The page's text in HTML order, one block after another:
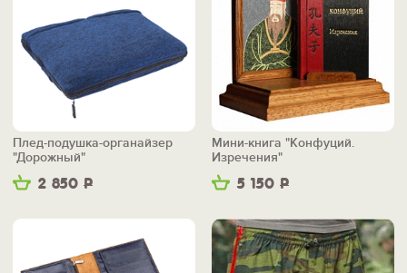
2 850 Р
Плед-подушка-органайзер
"Дорожный"
5 150 Р
Мини-книга "Конфуций.
Изречения"